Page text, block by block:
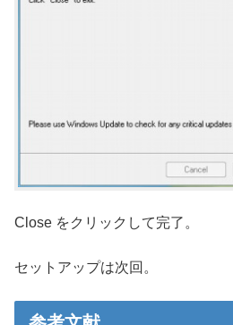
Close をクリックして完了。
セットアップは次回。